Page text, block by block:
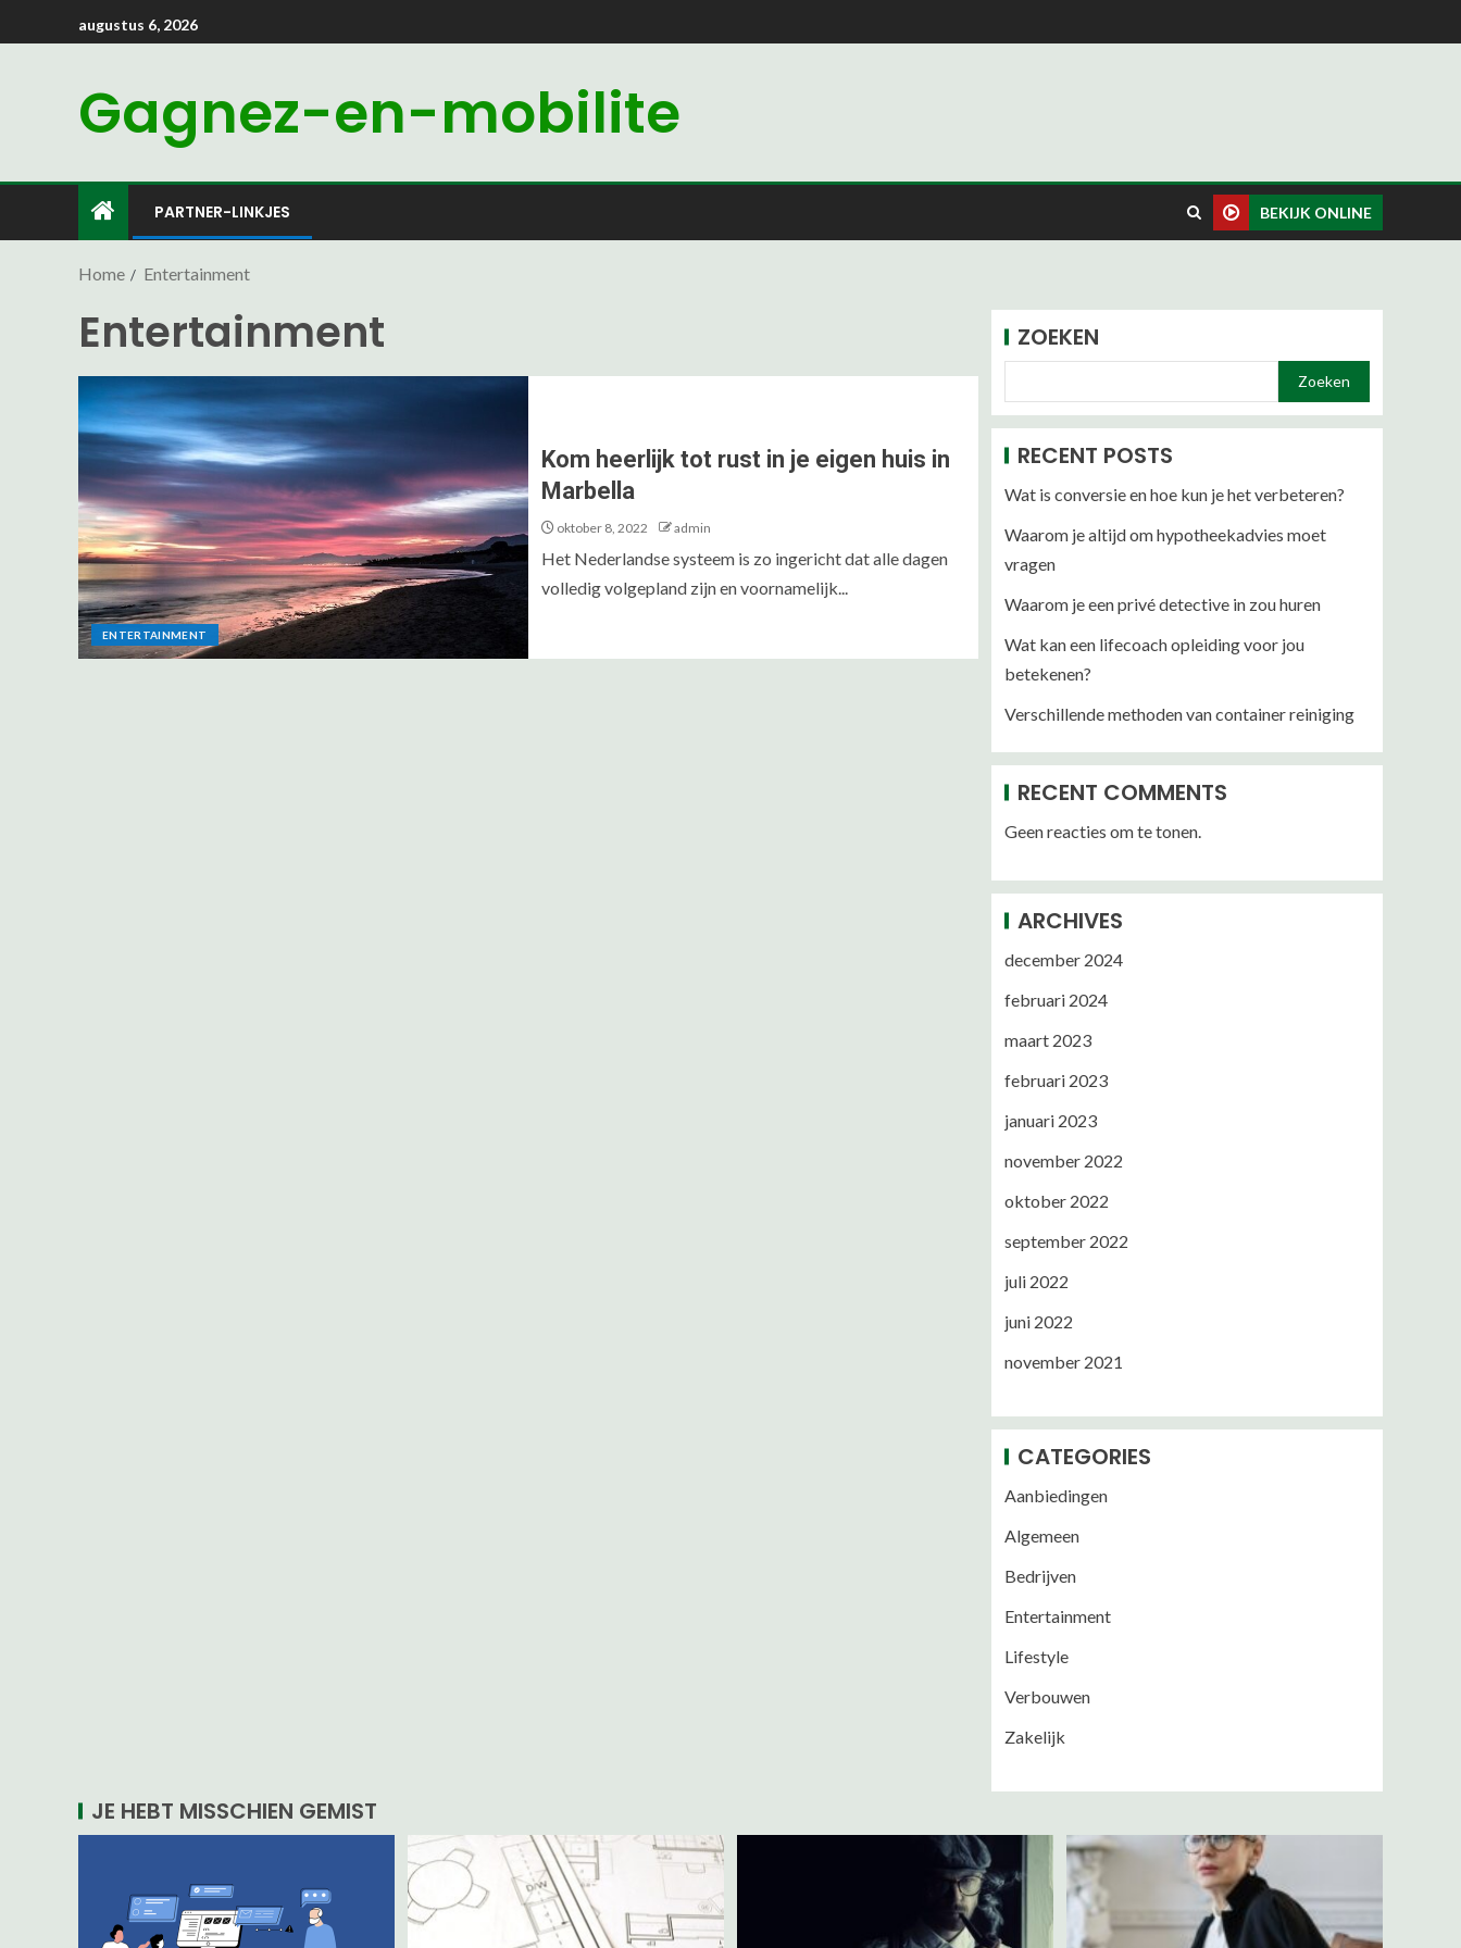
augustus 6, 2026
Gagnez-en-mobilite
PARTNER-LINKJES BEKIJK ONLINE
Home Entertainment
Entertainment
ENTERTAINMENT
Kom heerlijk tot rust in je eigen huis in
Marbella
oktober 8, 2022 admin
Het Nederlandse systeem is zo ingericht dat alle dagen
volledig volgepland zijn en voornamelijk...
ZOEKEN
Zoeken
RECENT POSTS
Wat is conversie en hoe kun je het verbeteren?
Waarom je altijd om hypotheekadvies moet
vragen
Waarom je een privé detective in zou huren
Wat kan een lifecoach opleiding voor jou
betekenen?
Verschillende methoden van container reiniging
RECENT COMMENTS
Geen reacties om te tonen.
ARCHIVES
december 2024
februari 2024
maart 2023
februari 2023
januari 2023
november 2022
oktober 2022
september 2022
juli 2022
juni 2022
november 2021
CATEGORIES
Aanbiedingen
Algemeen
Bedrijven
Entertainment
Lifestyle
Verbouwen
Zakelijk
JE HEBT MISSCHIEN GEMIST